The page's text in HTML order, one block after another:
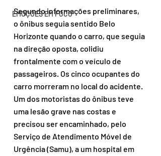
EMOÇÕES EM FOCO
Segundo informações preliminares,
o ônibus seguia sentido Belo
Horizonte quando o carro, que seguia
na direção oposta, colidiu
frontalmente com o veículo de
passageiros. Os cinco ocupantes do
carro morreram no local do acidente.
Um dos motoristas do ônibus teve
uma lesão grave nas costas e
precisou ser encaminhado, pelo
Serviço de Atendimento Móvel de
Urgência (Samu), a um hospital em